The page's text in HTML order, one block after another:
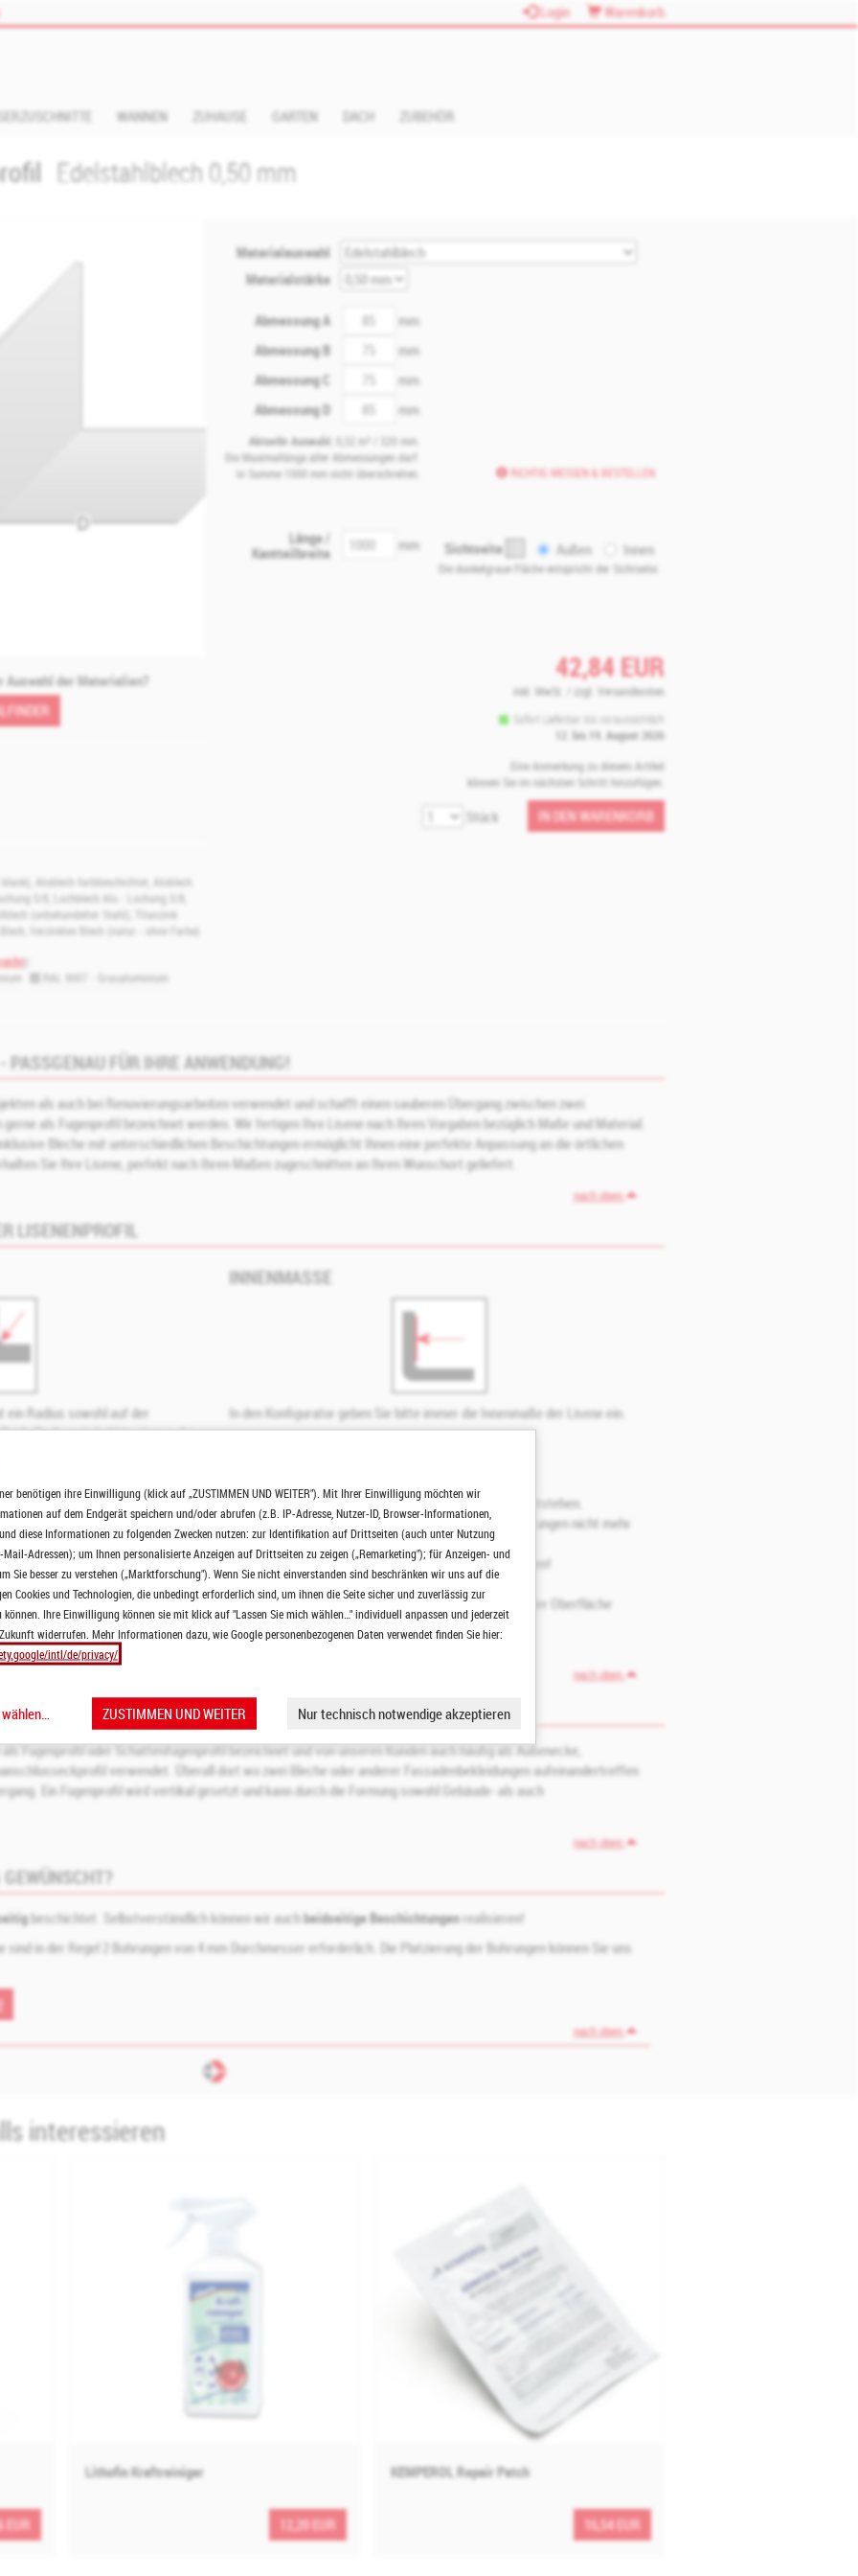
benötigen ihre Einwilligung (klick auf „ZUSTIMMEN UND WEITER"). Mit Ihrer Einwilligung möchten wir
auf dem Endgerät speichern und/oder abrufen (z.B. IP-Adresse, Nutzer-ID, Browser-Informationen,
diese Informationen zu folgenden Zwecken nutzen: zur Identifikation auf Drittseiten (auch unter Nutzung
Adressen); um Ihnen personalisierte Anzeigen auf Drittseiten zu zeigen („Remarketing"); für Anzeigen- und
Sie besser zu verstehen („Marktforschung"). Wenn Sie nicht einverstanden sind beschränken wir uns auf die
Cookies und Technologien, die unbedingt erforderlich sind, um ihnen die Seite sicher und zuverlässig zur
Ihre Einwilligung können sie mit klick auf "Lassen Sie mich wählen…" individuell anpassen und jederzeit
widerrufen. Mehr Informationen dazu, wie Google personenbezogenen Daten verwendet finden Sie hier:
intl/de/privacy/
ZUSTIMMEN UND WEITER Nur technisch notwendige akzeptieren
Login Warenkorb
WANNEN ZUHAUSE GARTEN DACH ZUBEHÖR
Edelstahlblech 0,50 mm
D
Materialauswahl
Materialstärke
Abmessung A
mm
Abmessung B
mm
Abmessung C
mm
Abmessung D
mm
Aktuelle Auswahl: 0,32 m² 320 mm
Die Maximallänge aller Abmessungen darf
in Summe 1000 mm nicht überschreiten.
Länge /
Kantteilbreite
mm
RICHTIG MESSEN & BESTELLEN
Sichtseite Außen Innen
Die dunkelgraue Fläche entspricht der Sichtseite.
42,84EUR
inkl. MwSt. / zzgl. Versandkosten
Sofort Lieferbar bis voraussichtlich
12. bis 19. August 2026
Eine Anmerkung zu diesem Artikel
können Sie im nächsten Schritt hinzufügen.
Stück IN DEN WARENKORB
der Materialien?
Alublech farbbeschichtet Alublech
5/8 Lochblech Alu - Lochung 5/8
(unbehandelter Stahl)
Titanzink
Verzinktes Blech (natur - ohne Farbe)
):
RAL 9007 - Graualuminium
FÜR IHRE ANWENDUNG!
als auch bei Renovierungsarbeiten verwendet und schafft einen sauberen Übergang zwischen zwei
gerne als Fugenprofil bezeichnet werden. Wir fertigen Ihre Lisene nach Ihren Vorgaben bezüglich Maße und Material.
Bleche mit unterschiedlichen Beschichtungen ermöglicht Ihnen eine perfekte Anpassung an die örtlichen
Sie Ihre Lisene, perfekt nach Ihren Maßen zugeschnitten an Ihren Wunschort geliefert.
nach oben
LISENENPROFIL
ein Radius sowohl auf der
Radien sind abhängig von der
dar.
INNENMASSE
In den Konfigurator geben Sie bitte immer die Innenmaße der Lisene ein.
Beschichtung nur in RAL 9002 möglich.
von 4 mm können produktionsbedingt leichte Kantabdrücke auf Grund es Unterwerkzeuges entstehen.
Maß - speziell und individuell für Sie! Nach Auftragseingang können wir deshalb Bestelländerungen nicht mehr
können je nach Materialverfügbarkeit eine nicht entfernbare Schutzfolie auf der Rückseite tragen!
erst nach einiger Zeit seine charakteristische Rostschicht.
Titanzink, reflektierender EdelstahlsowieWarzenblech, können Bearbeitungsmerkmale auf der Oberfläche
Teile kann bis zu +/- 2mm betragen.
nach oben
LISENENPROFILS
Fugenprofil oder Schattenfugenprofil bezeichnet und von unseren Kunden auch häufig als Außenecke,
verwendet. Überall dort wo zwei Bleche oder anderer Fassadenbekleidungen aufeinandertreffen
Ein Fugenprofil wird vertikal gesetzt und kann durch die Formung sowohl Gebäude- als auch
nach oben
beschichtet. Selbstverständlich können wir auchbeidseitige Beschichtungenrealisieren!
sind in der Regel 2 Bohrungen von 4 mm Durchmesser erforderlich. Die Platzierung der Bohrungen können Sie uns
nach oben
interessieren
EUR
Lithofin Kraftreiniger
12,20 EUR
KEMPEROL Repair Patch
16,54 EUR